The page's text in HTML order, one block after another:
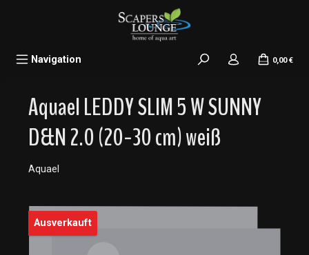
Navigation 0,00 €
Aquael LEDDY SLIM 5 W SUNNY
D&N 2.0 (20-30 cm) weiß
Aquael
Bildergalerie überspringen
Ausverkauft